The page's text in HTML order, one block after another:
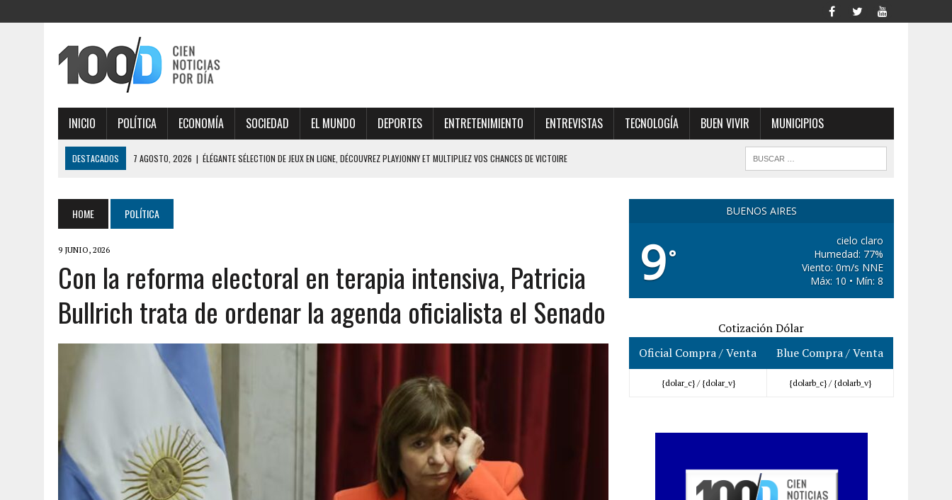
INICIO POLÍTICA ECONOMÍA SOCIEDAD EL MUNDO DEPORTES ENTRETENIMIENTO ENTREVISTAS TECNOLOGÍA BUEN VIVIR MUNICIPIOS
DESTACADOS 7 AGOSTO, 2026 | ÉLÉGANTE SÉLECTION DE JEUX EN LIGNE, DÉCOUVREZ PLAYJONNY ET MULTIPLIEZ VOS CHANCES DE VICTOIRE
ESTRATÉGIAS INTELIGENTES DESVENDAM THOR FORTUNE ONLINE E OPORTUNIDADES LUCRATIVAS NO MERCADO DIGITAL
7 AGOSTO, 2026 | IMPORTANTE ANÁLISE DE MERCADO COM THORFORTUNE E ESTRATÉGIAS PARA O FUTURO FINANCEIRO
7 AGOSTO, 2026
7 AGOSTO, 2026 | SÉCURITÉ MAXIMALE, PROFITEZ PLEINEMENT DES OFFRES DU CASINO SUISSE EN LIGNE ET GAGNEZ GROS
HOME POLÍTICA
9 JUNIO, 2026
Con la reforma electoral en terapia intensiva, Patricia
Bullrich trata de ordenar la agenda oficialista el Senado
BUENOS AIRES
9°
cielo claro
Humedad: 77%
Viento: 0m/s NNE
Máx: 10 • Mín: 8
Cotización Dólar
Oficial Compra / Venta
Blue Compra / Venta
{dolar_c} / {dolar_v} {dolarb_c} / {dolarb_v}